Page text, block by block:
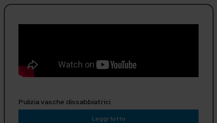
Pulizia vasche dissabbiatrici
Leggi tutto